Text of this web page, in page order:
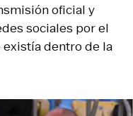
oficial y
sociales por el
dentro de la